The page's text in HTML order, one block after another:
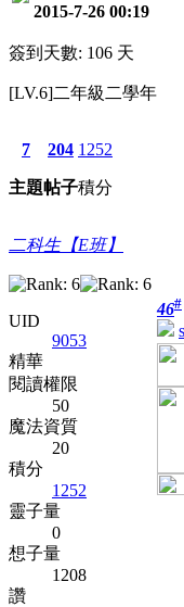
2015-7-26 00:19
簽到天數: 106 天
[LV.6]二年級二學年
7
主題
204
帖子
1252
積分
二科生【E班】
UID
9053
精華
閱讀權限
50
魔法資質
20
積分
1252
靈子量
0
想子量
1208
讚
46#